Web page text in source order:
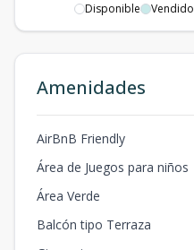
C2 1B-203
2
1 11 46m2
C2 1B-107
1
C2 1B-106
1 1 46 m2
Disponible Vendido
Amenidades
AirBnB Friendly
Área de Juegos para niños
Área Verde
Balcón tipo Terraza